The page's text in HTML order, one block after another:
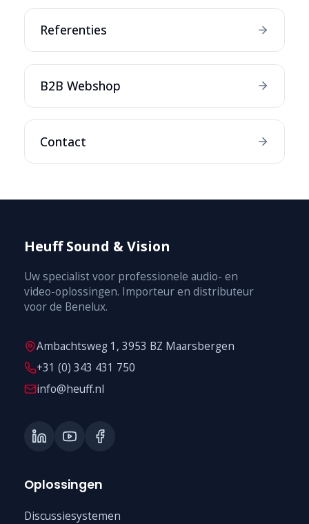
Referenties
B2B Webshop
Contact
Heuff Sound & Vision
Uw specialist voor professionele audio- en
video-oplossingen. Importeur en distributeur
voor de Benelux.
Ambachtsweg 1, 3953 BZ Maarsbergen
+31 (0) 343 431 750
info@heuff.nl
Oplossingen
Discussiesystemen